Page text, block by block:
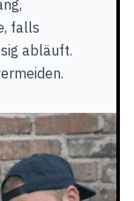
falls
abläuft.